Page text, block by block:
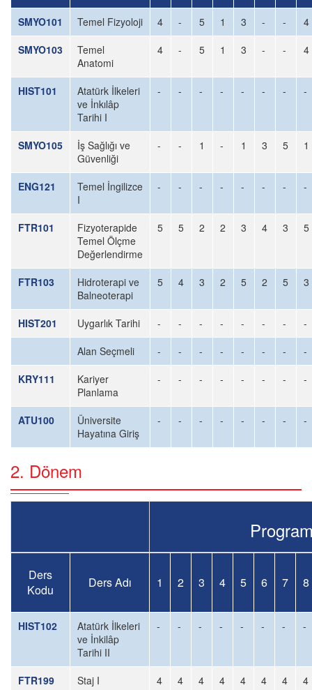
SMYO101 Temel Fizyoloji 4 - 5 1 3 - -
4
SMYO103
Temel
Anatomi
4 - 5 1 3 - - 4
HIST101
Atatürk İlkeleri
ve İnkılâp
Tarihi I
- - - - - - - -
SMYO105
İş Sağlığı ve
Güvenliği
- - 1 - 1 3 5 1
ENG121
Temel İngilizce
I
- - - - - - - -
FTR101
Fizyoterapide
Temel Ölçme
Değerlendirme
5 5 2 2 3 4 3 5
FTR103
Hidroterapi ve
Balneoterapi
5 4 3 2 5 2 5 3
HIST201 Uygarlık Tarihi - - - - - - -
-
Alan Seçmeli
- - - - - - -
-
KRY111
Kariyer
Planlama
- - - - - - - -
ATU100
Üniversite
Hayatına Giriş
- - - - - - - -
2. Dönem
Ders
Kodu
Ders Adı 1 2 3 4 5 6 7 8
HIST102
Atatürk İlkeleri
ve İnkilâp
Tarihi II
- - - - - - - -
FTR199 Staj I 4 4 4 4 4 4 4
4